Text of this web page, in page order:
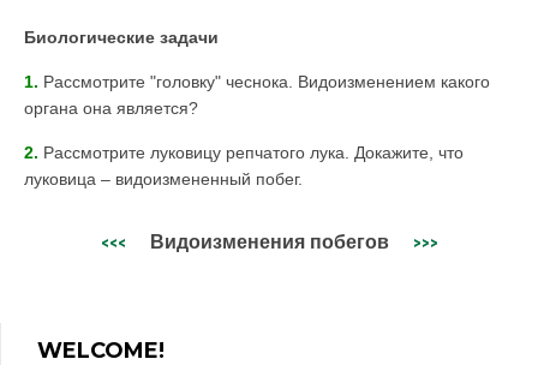
Биологические задачи
1. Рассмотрите "головку" чеснока. Видоизменением какого
органа она является?
2. Рассмотрите луковицу репчатого лука. Докажите, что
луковица – видоизмененный побег.
<<< Видоизменения побегов >>>
WELCOME!